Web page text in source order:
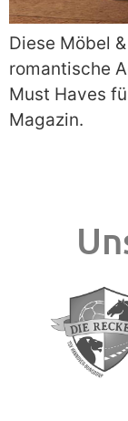
Diese Möbel
romantische
Must Haves
Magazin.